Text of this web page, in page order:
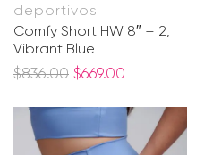
deportivos
Comfy Short HW 8″ – 2,
Vibrant Blue
$836.00 $669.00